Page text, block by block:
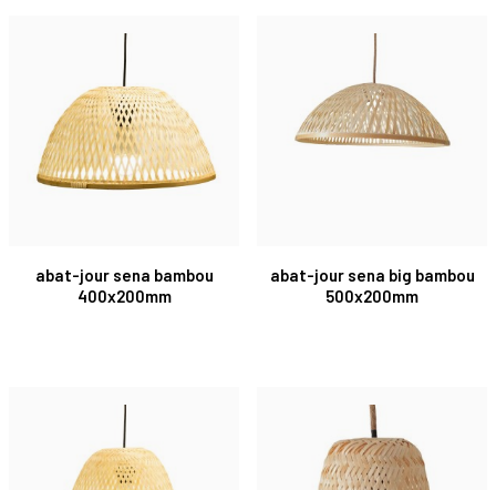
abat-jour sena bambou
400x200mm
abat-jour sena big bambou
500x200mm